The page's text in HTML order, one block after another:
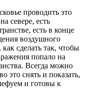
проводить это
севере, есть
есть в конце
воздушного
сделать так, чтобы
попало на
Всегда можно
это снять и показать,
и готовы к